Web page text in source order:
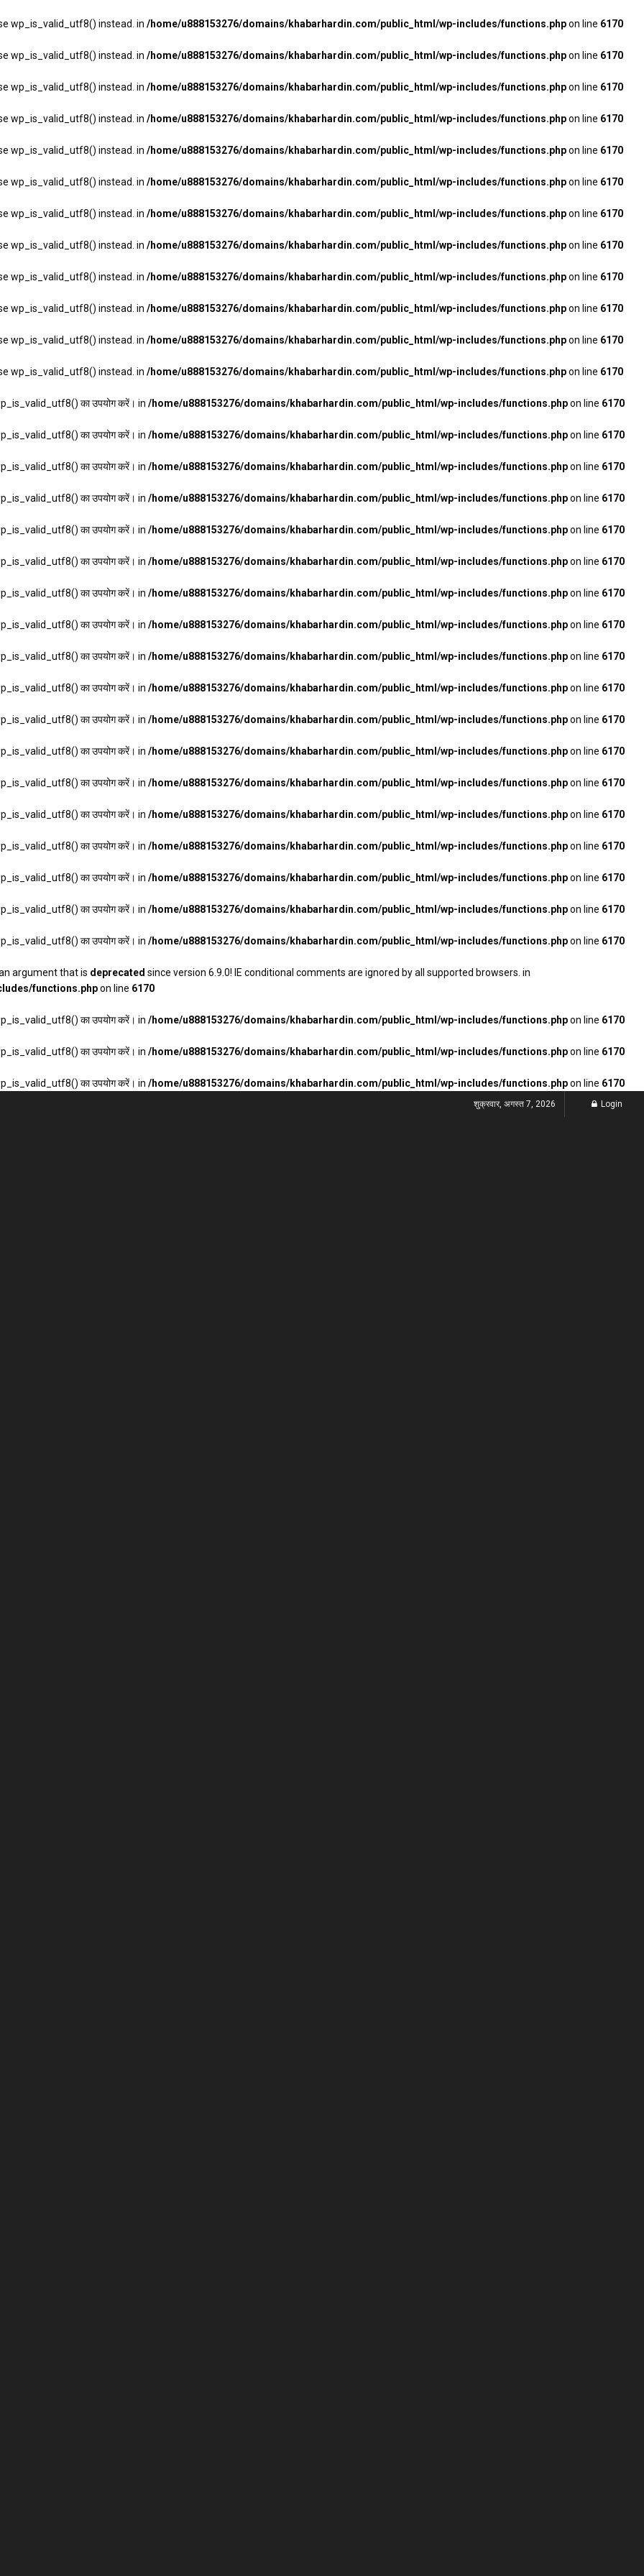
wp_is_valid_utf8() instead. in /home/u888153276/domains/khabarhardin.com/public_html/wp-includes/functions.phpon line 6170
wp_is_valid_utf8() instead. in /home/u888153276/domains/khabarhardin.com/public_html/wp-includes/functions.phpon line 6170
wp_is_valid_utf8() instead. in /home/u888153276/domains/khabarhardin.com/public_html/wp-includes/functions.phpon line 6170
wp_is_valid_utf8() instead. in /home/u888153276/domains/khabarhardin.com/public_html/wp-includes/functions.phpon line 6170
wp_is_valid_utf8() instead. in /home/u888153276/domains/khabarhardin.com/public_html/wp-includes/functions.phpon line 6170
wp_is_valid_utf8() instead. in /home/u888153276/domains/khabarhardin.com/public_html/wp-includes/functions.phpon line 6170
wp_is_valid_utf8() instead. in /home/u888153276/domains/khabarhardin.com/public_html/wp-includes/functions.phpon line 6170
wp_is_valid_utf8() instead. in /home/u888153276/domains/khabarhardin.com/public_html/wp-includes/functions.phpon line 6170
wp_is_valid_utf8() instead. in /home/u888153276/domains/khabarhardin.com/public_html/wp-includes/functions.phpon line 6170
wp_is_valid_utf8() instead. in /home/u888153276/domains/khabarhardin.com/public_html/wp-includes/functions.phpon line 6170
wp_is_valid_utf8() instead. in /home/u888153276/domains/khabarhardin.com/public_html/wp-includes/functions.phpon line 6170
wp_is_valid_utf8() instead. in /home/u888153276/domains/khabarhardin.com/public_html/wp-includes/functions.phpon line 6170
का उपयोग करें। in /home/u888153276/domains/khabarhardin.com/public_html/wp-includes/functions.phpon line 6170
का उपयोग करें। in /home/u888153276/domains/khabarhardin.com/public_html/wp-includes/functions.phpon line 6170
का उपयोग करें। in /home/u888153276/domains/khabarhardin.com/public_html/wp-includes/functions.phpon line 6170
का उपयोग करें। in /home/u888153276/domains/khabarhardin.com/public_html/wp-includes/functions.phpon line 6170
का उपयोग करें। in /home/u888153276/domains/khabarhardin.com/public_html/wp-includes/functions.phpon line 6170
का उपयोग करें। in /home/u888153276/domains/khabarhardin.com/public_html/wp-includes/functions.phpon line 6170
का उपयोग करें। in /home/u888153276/domains/khabarhardin.com/public_html/wp-includes/functions.phpon line 6170
का उपयोग करें। in /home/u888153276/domains/khabarhardin.com/public_html/wp-includes/functions.phpon line 6170
का उपयोग करें। in /home/u888153276/domains/khabarhardin.com/public_html/wp-includes/functions.phpon line 6170
का उपयोग करें। in /home/u888153276/domains/khabarhardin.com/public_html/wp-includes/functions.phpon line 6170
का उपयोग करें। in /home/u888153276/domains/khabarhardin.com/public_html/wp-includes/functions.phpon line 6170
का उपयोग करें। in /home/u888153276/domains/khabarhardin.com/public_html/wp-includes/functions.phpon line 6170
का उपयोग करें। in /home/u888153276/domains/khabarhardin.com/public_html/wp-includes/functions.phpon line 6170
का उपयोग करें। in /home/u888153276/domains/khabarhardin.com/public_html/wp-includes/functions.phpon line 6170
का उपयोग करें। in /home/u888153276/domains/khabarhardin.com/public_html/wp-includes/functions.phpon line 6170
का उपयोग करें। in /home/u888153276/domains/khabarhardin.com/public_html/wp-includes/functions.phpon line 6170
का उपयोग करें। in /home/u888153276/domains/khabarhardin.com/public_html/wp-includes/functions.phpon line 6170
का उपयोग करें। in /home/u888153276/domains/khabarhardin.com/public_html/wp-includes/functions.phpon line 6170
argument that is deprecated since version 6.9.0! IE conditional comments are ignored by all supported browsers. in
functions.phpon line 6170
का उपयोग करें। in /home/u888153276/domains/khabarhardin.com/public_html/wp-includes/functions.phpon line 6170
का उपयोग करें। in /home/u888153276/domains/khabarhardin.com/public_html/wp-includes/functions.phpon line 6170
का उपयोग करें। in /home/u888153276/domains/khabarhardin.com/public_html/wp-includes/functions.phpon line 6170
शुक्रवार, अगस्त 7, 2026 Login